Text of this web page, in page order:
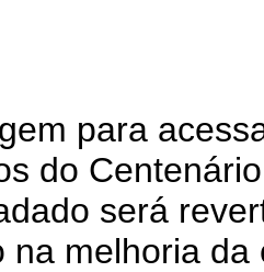
para
do
será
na melhoria da